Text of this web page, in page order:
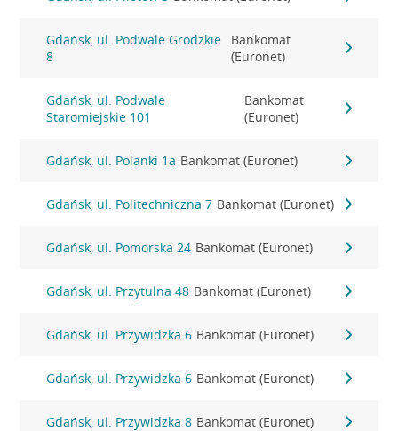
Gdańsk, ul. Podwale Grodzkie
8
Bankomat
(Euronet)
Gdańsk, ul. Podwale
Staromiejskie 101
Bankomat
(Euronet)
Gdańsk, ul. Polanki 1a Bankomat (Euronet)
Gdańsk, ul. Politechniczna 7 Bankomat (Euronet)
Gdańsk, ul. Pomorska 24 Bankomat (Euronet)
Gdańsk, ul. Przytulna 48 Bankomat (Euronet)
Gdańsk, ul. Przywidzka 6 Bankomat (Euronet)
Gdańsk, ul. Przywidzka 6 Bankomat (Euronet)
Gdańsk, ul. Przywidzka 8 Bankomat (Euronet)